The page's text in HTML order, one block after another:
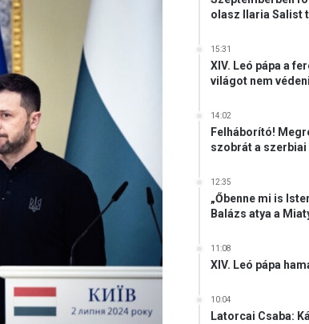
olasz Ilaria Salist
15:31
XIV. Leó pápa a
világot nem
14:02
Felháborító!
szobrát a szerbiai
12:35
„Őbenne mi is
Balázs atya a
11:08
XIV. Leó pápa
10:04
Latorcai Csaba: